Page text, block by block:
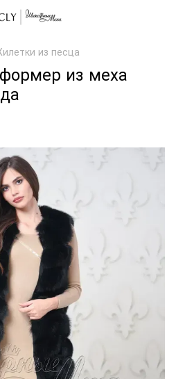
из песца
из меха